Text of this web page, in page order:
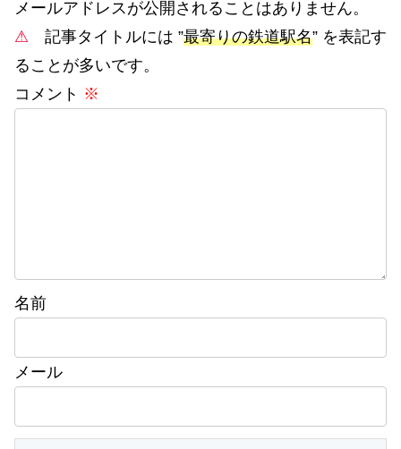
メールアドレスが公開されることはありません。
⚠ 記事タイトルには ”最寄りの鉄道駅名” を表記す
ることが多いです。
コメント ※
名前
メール